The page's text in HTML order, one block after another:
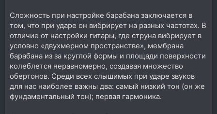
Сложность при настройке барабана заключается в
том, что при ударе он вибрирует на разных частотах. В
отличие от настройки гитары, где струна вибрирует в
условно «двухмерном пространстве», мембрана
барабана из за круглой формы и площади поверхности
колеблется неравномерно, создавая множество
обертонов. Среди всех слышимых при ударе звуков
для нас наиболее важны два: самый низкий тон (он же
фундаментальный тон); первая гармоника.